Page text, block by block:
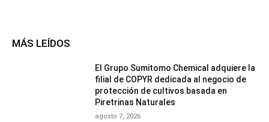
MÁS LEÍDOS
El Grupo Sumitomo Chemical adquiere la
filial de COPYR dedicada al negocio de
protección de cultivos basada en
Piretrinas Naturales
agosto 7, 2026